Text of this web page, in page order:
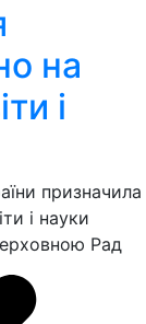
на
і
призначила
і науки
Рад